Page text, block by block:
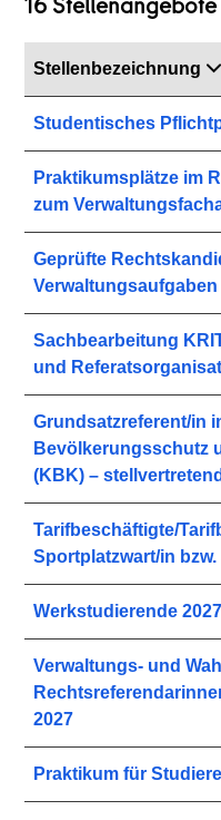
Stellenbezeichnung
Studentisches
Praktikumsplätze im
zum
Geprüfte
Sachbearbeitung
und
Grundsatzreferent/in
Bevölkerungsschutz
(KBK) –
Tarifbeschäftigte/
Sportplatzwart/in
Werkstudierende 2027
Verwaltungs- und
2027
Praktikum für